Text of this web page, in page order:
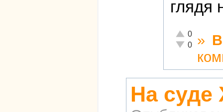
глядя
Отлично!
0
Неадекватно!
0 »
На суде